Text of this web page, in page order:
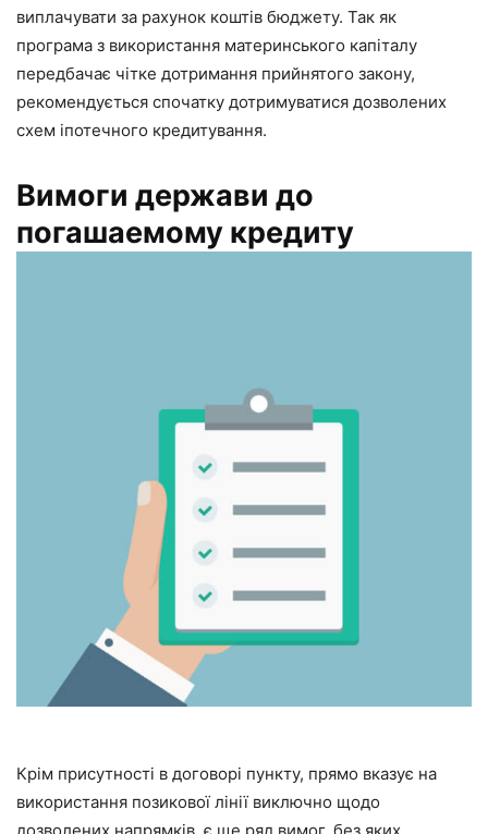
виплачувати за рахунок коштів бюджету. Так як
програма з використання материнського капіталу
передбачає чітке дотримання прийнятого закону,
рекомендується спочатку дотримуватися дозволених
схем іпотечного кредитування.
Вимоги держави до
погашаемому кредиту
Крім присутності в договорі пункту, прямо вказує на
використання позикової лінії виключно щодо